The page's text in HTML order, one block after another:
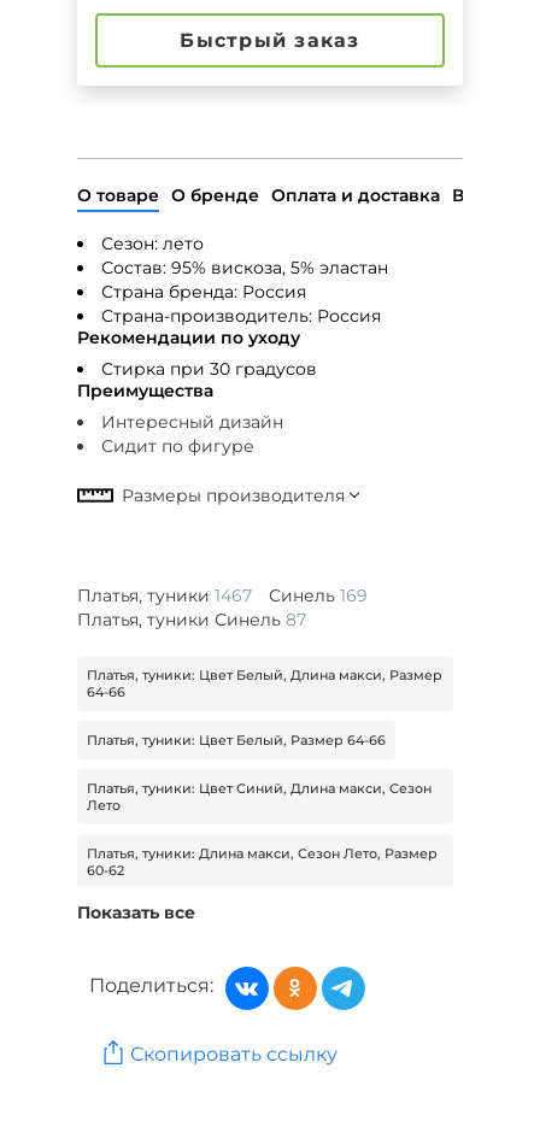
Быстрый заказ
О товаре О бренде Оплата и доставка Возврат
Сезон: лето
Состав: 95% вискоза, 5% эластан
Страна бренда: Россия
Страна-производитель: Россия
Рекомендации по уходу
Стирка при 30 градусов
Преимущества
Интересный дизайн
Сидит по фигуре
Платья, туники 1467 Синель 169
Платья, туники Синель 87
Платья, туники: Цвет Белый, Длина макси, Размер
64-66
Платья, туники: Цвет Белый, Размер 64-66
Платья, туники: Цвет Синий, Длина макси, Сезон
Лето
Платья, туники: Длина макси, Сезон Лето, Размер
60-62
Платья, туники: Длина макси, Сезон Лето, Размер
Платья, туники: Длина макси, Сезон Лето, Размер
52-54
Платья, туники: Цвет Голубой, Сезон Демисезон,
Размер 42
Показать все
Поделиться:
Скопировать ссылку